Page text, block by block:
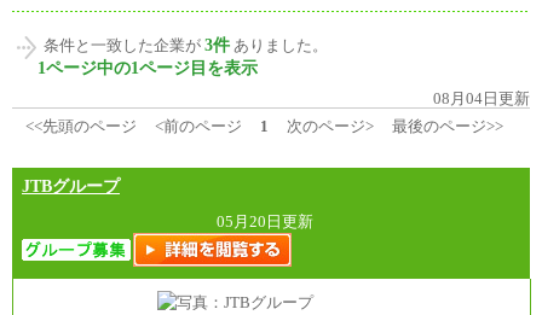
条件と一致した企業が 3件 ありました。
1ページ中の1ページ目を表示
08月04日更新
<<先頭のページ
<前のページ 1 次のページ> 最後のページ>>
JTBグループ
05月20日更新